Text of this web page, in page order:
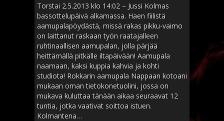
Torstai 2.5.2013 klo 14:02 – Jussi Kolmas
bassottelupäivä alkamassa. Haen fiilistä
aamupalapöydästä, missä rakas pikku-vaimo
on laittanut raskaan työn raatajalleen
ruhtinaallisen aamupalan, jolla pärjää
heittämällä pitkälle iltapäivään! Aamupala
naamaan, kaksi kuppia kahvia ja kohti
studiota! Rokkarin aamupala Nappaan kotoani
mukaan oman tietokonetuolini, jossa on
mukava kuluttaa tänään aikaa seuraavat 12
tuntia, jotka vaativat soittoa istuen.
Kolmantena…